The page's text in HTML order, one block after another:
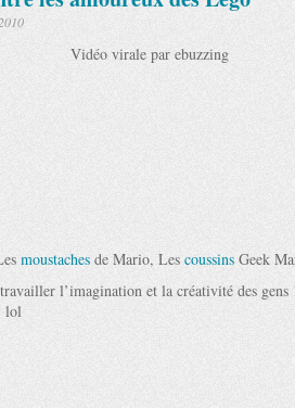
Vidéo virale par ebuzzing
moustaches de Mario, Les coussins Geek
l’imagination et la créativité des
lol